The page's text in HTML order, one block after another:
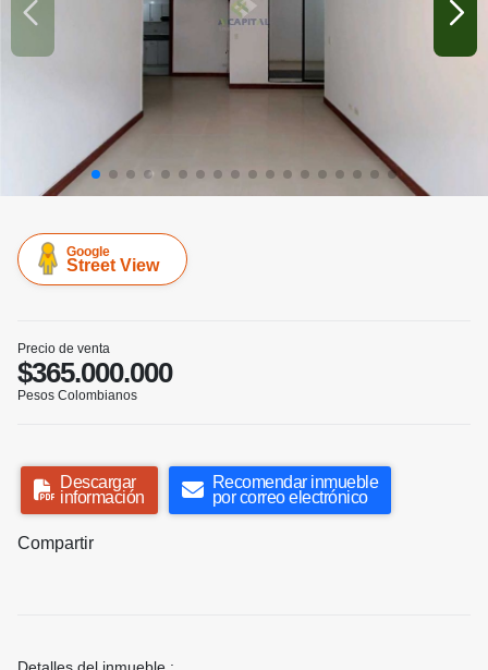
Google
Street View
Precio de venta
$365.000.000
Pesos Colombianos
Descargar
información
Recomendar inmueble
por correo electrónico
Compartir